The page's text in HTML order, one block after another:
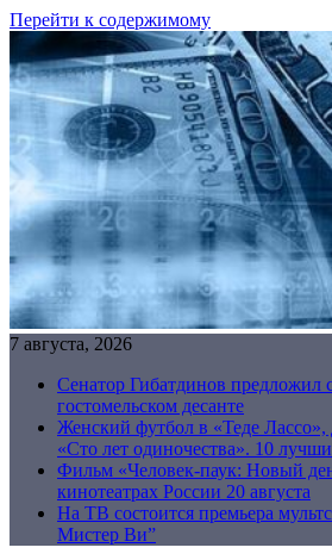
Перейти к содержимому
7 августа, 2026
Сенатор Гибатдинов предложил
гостомельском десанте
Женский футбол в «Теде
«Сто лет одиночества». 10
Фильм «Человек-паук: Новый
кинотеатрах России 20 августа
На ТВ состоится премьера
Мистер Ви”